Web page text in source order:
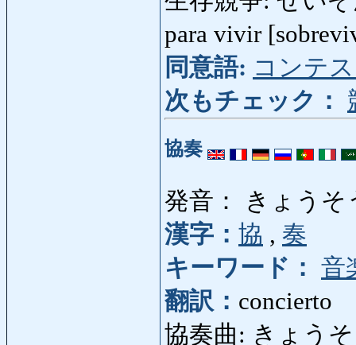
para vivir
同意語: コンテ
次もチェック：
協奏
発音： きょうそ
漢字： 協 , 奏
キーワード： 音
翻訳： concierto
協奏曲: きょう